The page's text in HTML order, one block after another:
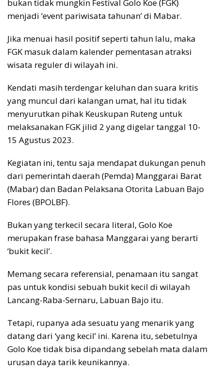
bukan tidak mungkin Festival Golo Koe (FGK)
menjadi ‘event pariwisata tahunan’ di Mabar.
Jika menuai hasil positif seperti tahun lalu, maka
FGK masuk dalam kalender pementasan atraksi
wisata reguler di wilayah ini.
Kendati masih terdengar keluhan dan suara kritis
yang muncul dari kalangan umat, hal itu tidak
menyurutkan pihak Keuskupan Ruteng untuk
melaksanakan FGK jilid 2 yang digelar tanggal 10-
15 Agustus 2023.
Kegiatan ini, tentu saja mendapat dukungan penuh
dari pemerintah daerah (Pemda) Manggarai Barat
(Mabar) dan Badan Pelaksana Otorita Labuan Bajo
Flores (BPOLBF).
Bukan yang terkecil secara literal, Golo Koe
merupakan frase bahasa Manggarai yang berarti
‘bukit kecil’.
Memang secara referensial, penamaan itu sangat
pas untuk kondisi sebuah bukit kecil di wilayah
Lancang-Raba-Sernaru, Labuan Bajo itu.
Tetapi, rupanya ada sesuatu yang menarik yang
datang dari ‘yang kecil’ ini. Karena itu, sebetulnya
Golo Koe tidak bisa dipandang sebelah mata dalam
urusan daya tarik keunikannya.